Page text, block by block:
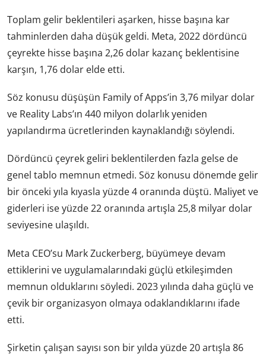
Toplam gelir beklentileri aşarken, hisse başına kar
tahminlerden daha düşük geldi. Meta, 2022 dördüncü
çeyrekte hisse başına 2,26 dolar kazanç beklentisine
karşın, 1,76 dolar elde etti.
Söz konusu düşüşün Family of Apps’in 3,76 milyar dolar
ve Reality Labs’ın 440 milyon dolarlık yeniden
yapılandırma ücretlerinden kaynaklandığı söylendi.
Dördüncü çeyrek geliri beklentilerden fazla gelse de
genel tablo memnun etmedi. Söz konusu dönemde gelir
bir önceki yıla kıyasla yüzde 4 oranında düştü. Maliyet ve
giderleri ise yüzde 22 oranında artışla 25,8 milyar dolar
seviyesine ulaşıldı.
Meta CEO’su Mark Zuckerberg, büyümeye devam
ettiklerini ve uygulamalarındaki güçlü etkileşimden
memnun olduklarını söyledi. 2023 yılında daha güçlü ve
çevik bir organizasyon olmaya odaklandıklarını ifade
etti.
Şirketin çalışan sayısı son bir yılda yüzde 20 artışla 86